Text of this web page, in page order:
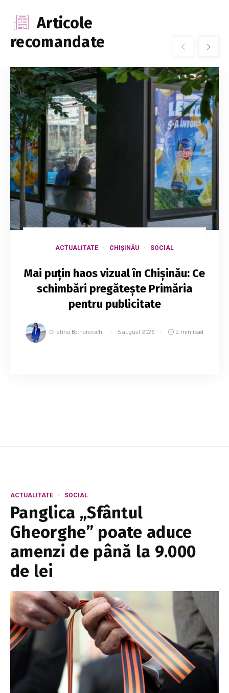
Articole
recomandate
ACTUALITATE CHIȘINĂU SOCIAL
Mai puțin haos vizual în Chișinău: Ce
schimbări pregătește Primăria
pentru publicitate
Cristina Botnarevschi 5 august 2026 2 min read
ACTUALITATE SOCIAL
Panglica „Sfântul
Gheorghe” poate aduce
amenzi de până la 9.000
de lei